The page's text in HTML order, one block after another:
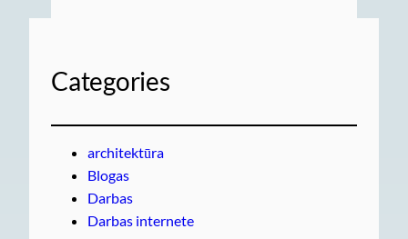
Categories
architektūra
Blogas
Darbas
Darbas internete